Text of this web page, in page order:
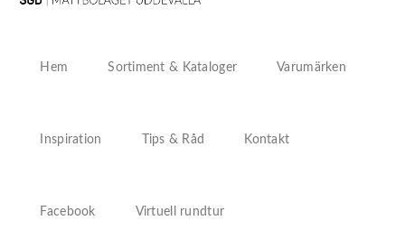
Hem Sortiment & Kataloger Varumärken
Inspiration Tips & Råd Kontakt
Facebook Virtuell rundtur